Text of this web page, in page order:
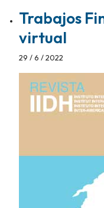
Trabajos
virtual
29 / 6 / 2022